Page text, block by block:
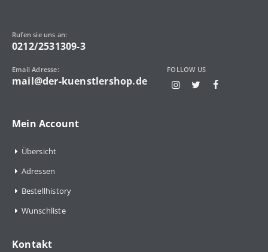
Rufen sie uns an:
0212/2531309-3
Email Adresse:
mail@der-kuenstlershop.de
FOLLOW US
Mein Account
Übersicht
Adressen
Bestellhistory
Wunschliste
Kontakt